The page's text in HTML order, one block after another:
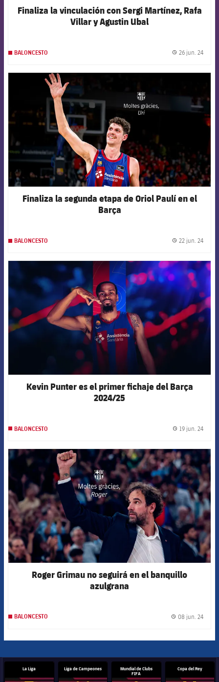
Finaliza la vinculación con Sergi Martínez, Rafa
Villar y Agustin Ubal
BALONCESTO 26 jun. 24
Finaliza la segunda etapa de Oriol Paulí en el
Barça
BALONCESTO 22 jun. 24
FCB Barcelona badge
Kevin Punter es el primer fichaje del Barça
2024/25
BALONCESTO 19 jun. 24
FCB Barcelona badge
Roger Grimau no seguirá en el banquillo
azulgrana
BALONCESTO 08 jun. 24
La Liga Liga de Campeones
Mundial de Clubs
FIFA
Copa del Rey